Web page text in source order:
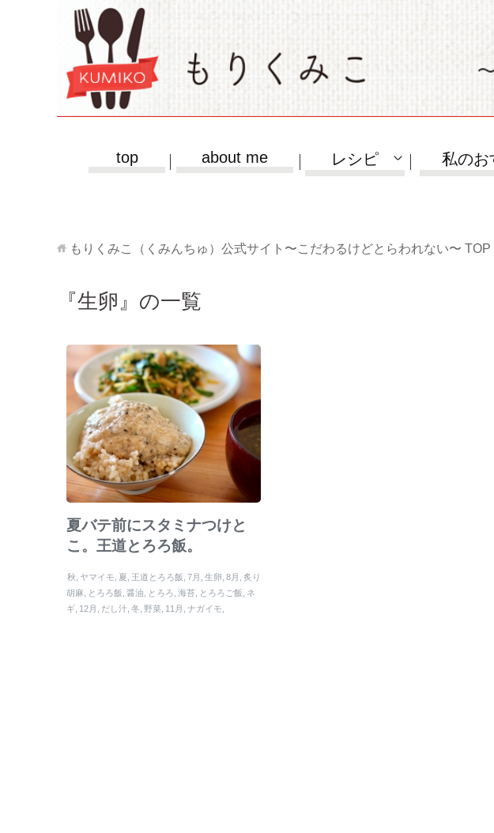
top about me レシピ 私のお
もりくみこ（くみんちゅ）公式サイト〜こだわるけどとらわれない〜 TOP
『生卵』の一覧
夏バテ前にスタミナつけと
こ。王道とろろ飯。
秋 ヤマイモ 夏 王道とろろ飯 7月 生卵 8月
炙り
胡麻
とろろ飯 醤油 とろろ 海苔 とろろご飯 ネ
ギ 12月 だし汁 冬 野菜 11月 ナガイモ